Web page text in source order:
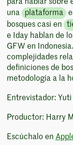
para hablar sobre
una
plataforma
bosques casi en
e Iday hablan de
GFW en
complejidades
definiciones de
metodología a la
Entrevistador:
Productor: Harry
Escúchalo en